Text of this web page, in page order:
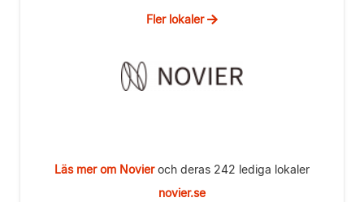
Fler lokaler
Läs mer om Novieroch deras 242 lediga lokaler
novier.se